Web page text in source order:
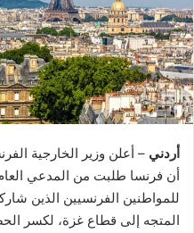
أردني – أعلن وزير الخارجية
أن فرنسا طلبت من المدعي
للمواطنين الفرنسيين الذين
المتجه إلى قطاع غزة، لكسر